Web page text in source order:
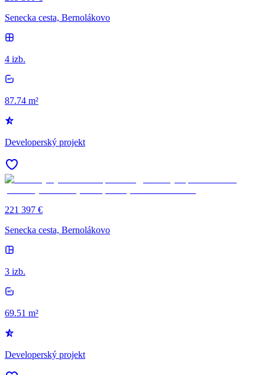
Senecka cesta, Bernolákovo
4 izb.
87.74 m²
Developerský projekt
221 397 €
Senecka cesta, Bernolákovo
3 izb.
69.51 m²
Developerský projekt